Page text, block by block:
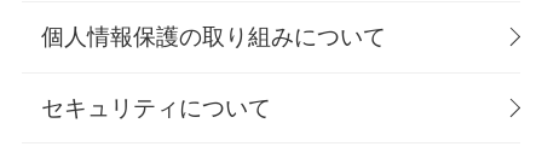
個人情報保護の取り組みについて
セキュリティについて